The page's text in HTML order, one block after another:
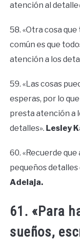
atención al
58. «Otra cosa
común es que
atención a los
59. «Las cosas
esperas, por lo
presta atención a
detalles». Lesley
60. «Recuerde
pequeños detalles
Adelaja.
61. «Para
sueños,